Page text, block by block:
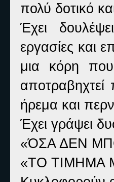
πολύ δοτικό
Έχει
εργασίες και
μια κόρη που
ήρεμα και
Έχει γράψει
«ΌΣΑ ΔΕΝ
«ΤΟ ΤΙΜΗΜΑ